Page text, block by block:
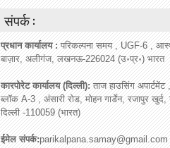
संपर्क :
प्रधान कार्यालय :परिकल्पना समय , UGF-6 ,
बाज़ार, अलीगंज, लखनऊ-226024 (उ॰प्र॰) भारत
कारपोरेट कार्यालय (दिल्ली):ताज हाउसिंग
ब्लॉक A-3 , अंसारी रोड, मोहन गार्डेन, रजापुर
दिल्ली -110059 (भारत)
ईमेल संपर्क:parikalpana.samay@gmail.com